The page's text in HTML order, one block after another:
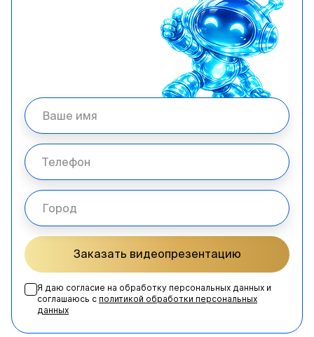
Заказать видеопрезентацию
Я даю согласие на обработку персональных данных и
соглашаюсь с политикой обработки персональных
данных